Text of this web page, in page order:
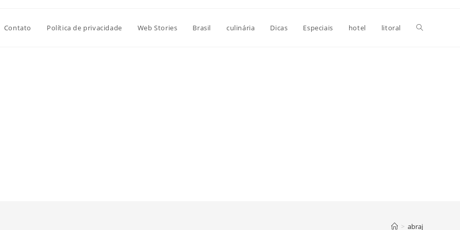
Contato Política de privacidade Web Stories Brasil culinária Dicas Especiais hotel litoral Alternar
> abraj